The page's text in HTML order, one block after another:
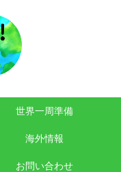
世界一周準備
海外情報
お問い合わせ